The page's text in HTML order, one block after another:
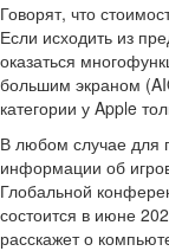
Говорят, что
Если исходить из
оказаться
большим экраном
категории у Apple
В любом случае для
информации об
Глобальной
состоится в июне
расскажет о